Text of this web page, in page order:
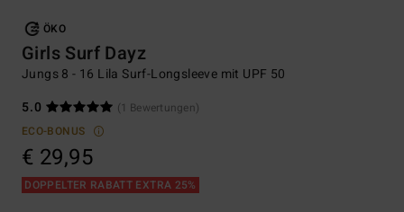
ÖKO
Girls Surf Dayz
Jungs 8 - 16 Lila Surf-Longsleeve mit UPF 50
5.0
(1 Bewertungen)
ECO-BONUS
€ 29,95
DOPPELTER RABATT EXTRA 25%